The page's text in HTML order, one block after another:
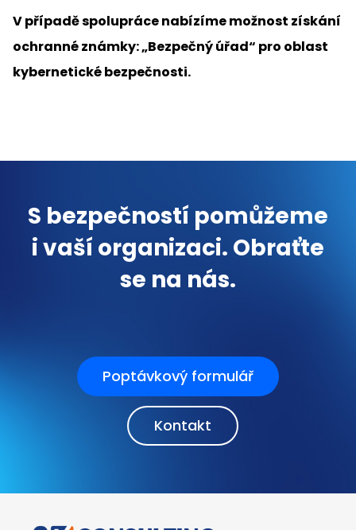
V případě spolupráce nabízíme možnost získání
ochranné známky: „Bezpečný úřad“ pro oblast
kybernetické bezpečnosti.
S bezpečností pomůžeme
i vaší organizaci. Obraťte
se na nás.
Poptávkový formulář
Kontakt